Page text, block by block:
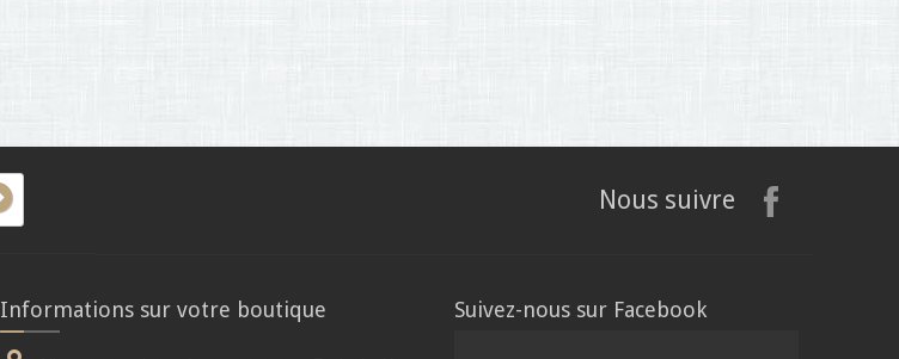
Nous suivre
Informations sur votre boutique Suivez-nous sur Facebook